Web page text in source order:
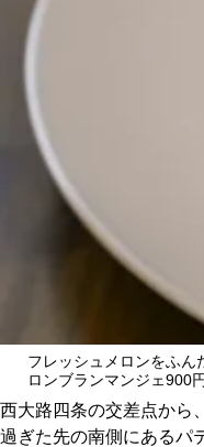
ABOUT US
Instagram
チケットプレ
MAIN
SERIES
フレッシュメロンをふん
ロンブランマンジェ900
西大路四条の交差点から
過ぎた先の南側にあるパ